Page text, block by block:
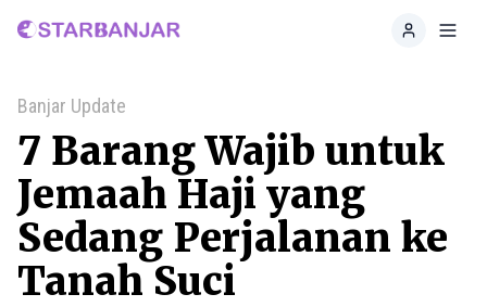
Home
Banjar Update
7 Barang Wajib untuk
Jemaah Haji yang
Sedang Perjalanan ke
Tanah Suci